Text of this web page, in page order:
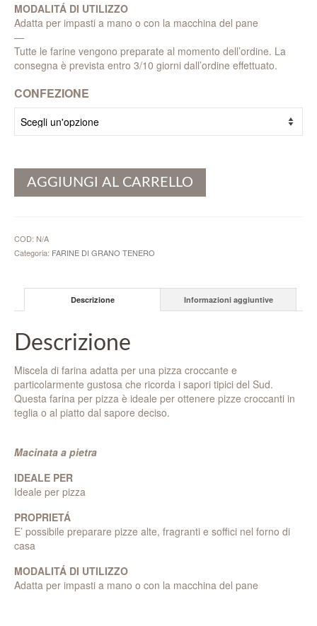
MODALITÁ DI UTILIZZO
Adatta per impasti a mano o con la macchina del pane
—
Tutte le farine vengono preparate al momento dell’ordine. La
consegna è prevista entro 3/10 giorni dall’ordine effettuato.
CONFEZIONE
AGGIUNGI AL CARRELLO
COD: N/A
Categoria: FARINE DI GRANO TENERO
Descrizione Informazioni aggiuntive
Descrizione
Miscela di farina adatta per una pizza croccante e
particolarmente gustosa che ricorda i sapori tipici del Sud.
Questa farina per pizza è ideale per ottenere pizze croccanti in
teglia o al piatto dal sapore deciso.
Macinata a pietra
IDEALE PER
Ideale per pizza
PROPRIETÁ
E’ possibile preparare pizze alte, fragranti e soffici nel forno di
casa
MODALITÁ DI UTILIZZO
Adatta per impasti a mano o con la macchina del pane